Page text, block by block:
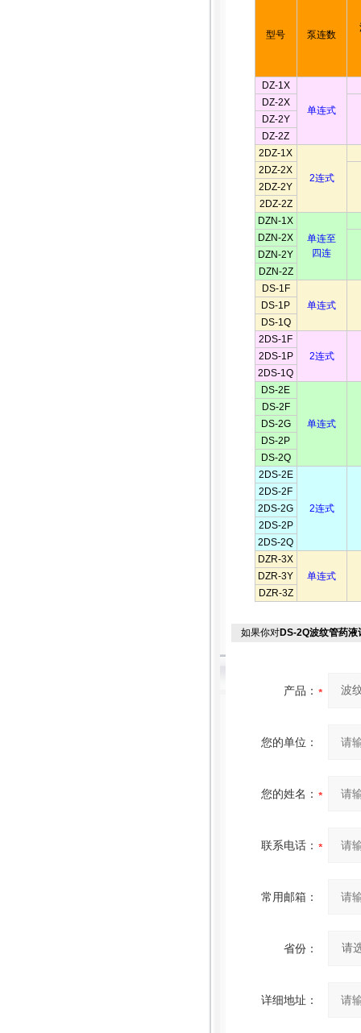
型号 泵连数
DZ-1X
单连式
DZ-2X
DZ-2Y
DZ-2Z
2DZ-1X
2连式
2DZ-2X
2DZ-2Y
2DZ-2Z
DZN-1X
单连至
四连
DZN-2X
DZN-2Y
DZN-2Z
DS-1F
单连式
DS-1P
DS-1Q
2DS-1F
2连式
2DS-1P
2DS-1Q
DS-2E
单连式
DS-2F
DS-2G
DS-2P
DS-2Q
2DS-2E
2连式
2DS-2F
2DS-2G
2DS-2P
2DS-2Q
DZR-3X
单连式
DZR-3Y
DZR-3Z
如果你对DS-2Q波纹管药液
产品：
您的单位：
您的姓名：
联系电话：
常用邮箱：
省份：
详细地址：